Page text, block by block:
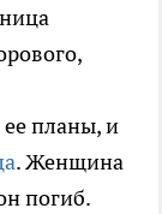
планы, и
. Женщина
погиб.